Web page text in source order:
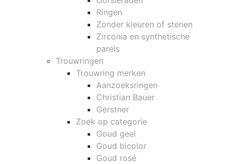
Ringen
Zonder kleuren of stenen
Zirconia en synthetische
parels
Trouwringen
Trouwring merken
Aanzoeksringen
Christian Bauer
Gerstner
Zoek op categorie
Goud geel
Goud bicolor
Goud rosé